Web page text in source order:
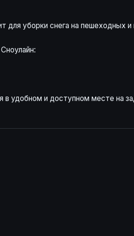
для уборки снега на пешеходных
удобном и доступном месте на